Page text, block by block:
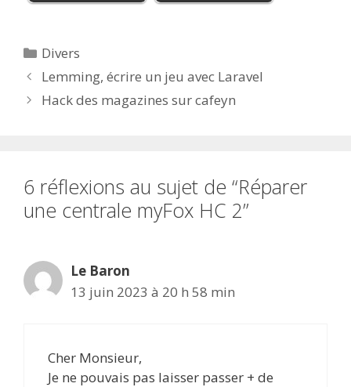
Catégories
Divers
Lemming, écrire un jeu avec Laravel
Hack des magazines sur cafeyn
6 réflexions au sujet de “Réparer
une centrale myFox HC 2”
Le Baron
13 juin 2023 à 20 h 58 min
Cher Monsieur,
Je ne pouvais pas laisser passer + de